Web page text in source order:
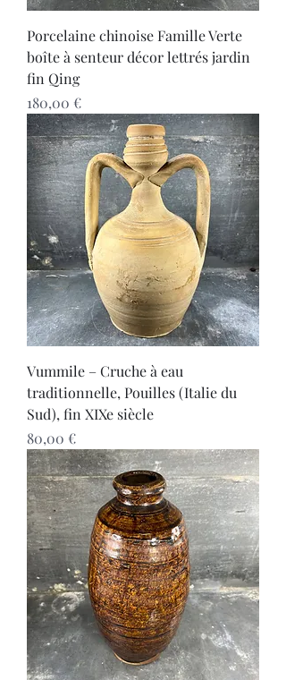
Porcelaine chinoise Famille Verte
boîte à senteur décor lettrés jardin
fin Qing
Prix
180,00 €
Vummile – Cruche à eau
traditionnelle, Pouilles (Italie du
Sud), fin XIXe siècle
Prix
80,00 €